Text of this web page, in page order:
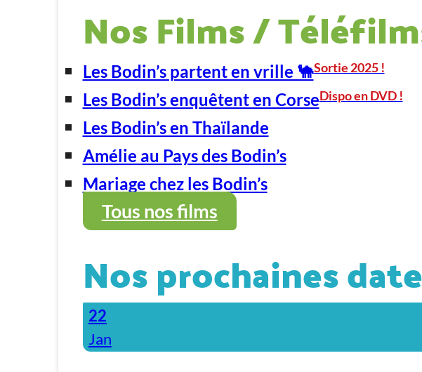
Nos Films /
Les Bodin’s partent en vrille 🐪Sortie 2025 !
Les Bodin’s enquêtent en CorseDispo en DVD !
Les Bodin’s en Thaïlande
Amélie au Pays des Bodin’s
Mariage chez les Bodin’s
Tous nos films
Nos prochaines
22
Jan